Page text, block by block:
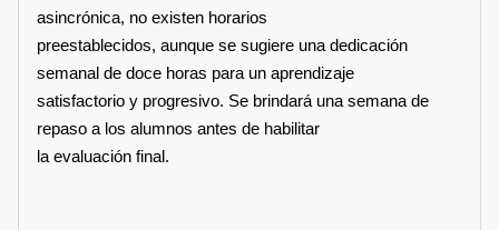
asincrónica, no existen horarios
preestablecidos, aunque se sugiere una dedicación
semanal de doce horas para un aprendizaje
satisfactorio y progresivo. Se brindará una semana de
repaso a los alumnos antes de habilitar
la evaluación final.